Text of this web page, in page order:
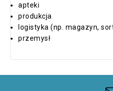
apteki
produkcja
logistyka (np. magazyn,
przemysł